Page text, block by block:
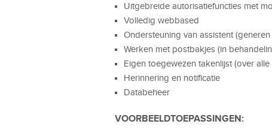
Uitgebreide autorisatiefuncties met
Volledig webbased
Ondersteuning van assistent
Werken met postbakjes (in
Eigen toegewezen takenlijst (over
Herinnering en notificatie
Databeheer
VOORBEELDTOEPASSINGEN: